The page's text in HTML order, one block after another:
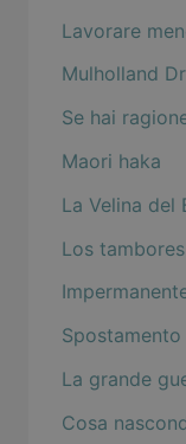
Lavorare
Mulholland
Se hai
Maori haka
La Velina del
Los
La grande
Cosa